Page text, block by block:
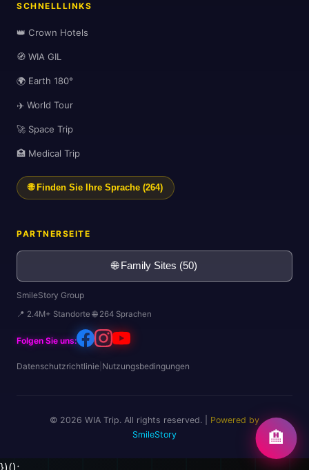
SCHNELLLINKS
👑 Crown Hotels
🧭 WIA GIL
🌍 Earth 180°
✈️ World Tour
🚀 Space Trip
🏥 Medical Trip
🌐 Finden Sie Ihre Sprache (264)
PARTNERSEITE
🌐 Family Sites (50)
SmileStory Group
📍 2.4M+ Standorte 🌐 264 Sprachen
Folgen Sie uns:
Datenschutzrichtlinie Nutzungsbedingungen
© 2026 WIA Trip. All rights reserved. | Powered by
SmileStory
})();
🏨